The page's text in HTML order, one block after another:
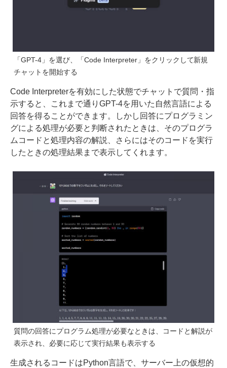
「GPT-4」を選び、「Code Interpreter」をクリックして新規
チャットを開始する
Code Interpreterを有効にした状態でチャットで質問・指
示すると、これまで通りGPT-4を用いた自然言語による
回答を得ることができます。しかし回答にプログラミン
グによる処理が必要と判断されたときは、そのプログラ
ムコードと処理内容の解説、さらにはそのコードを実行
したときの処理結果まで表示してくれます。
質問の回答にプログラム処理が必要なときは、コードと解説が
表示され、必要に応じて実行結果も表示する
生成されるコードはPython言語で、サーバー上の仮想的